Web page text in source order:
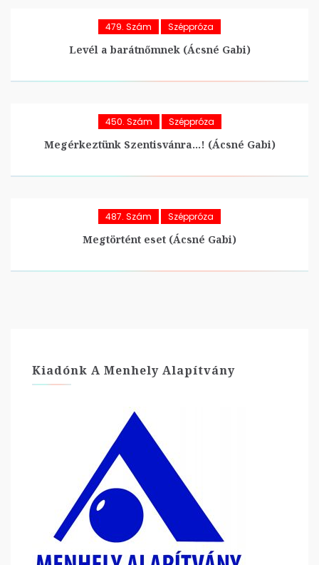
479. Szám Széppróza
Levél a barátnőmnek (Ácsné Gabi)
450. Szám Széppróza
Megérkeztünk Szentisvánra…! (Ácsné Gabi)
487. Szám Széppróza
Megtörtént eset (Ácsné Gabi)
Kiadónk A Menhely Alapítvány